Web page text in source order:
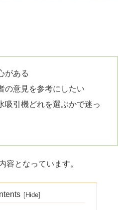
がある
の意見を参考にしたい
吸引機どれを選ぶかで迷っ
容となっています。